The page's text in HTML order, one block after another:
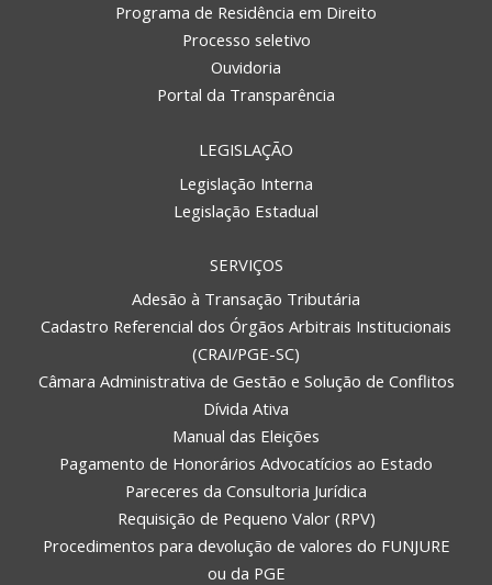
Programa de Residência em Direito
Processo seletivo
Ouvidoria
Portal da Transparência
LEGISLAÇÃO
Legislação Interna
Legislação Estadual
SERVIÇOS
Adesão à Transação Tributária
Cadastro Referencial dos Órgãos Arbitrais Institucionais
(CRAI/PGE-SC)
Câmara Administrativa de Gestão e Solução de Conflitos
Dívida Ativa
Manual das Eleições
Pagamento de Honorários Advocatícios ao Estado
Pareceres da Consultoria Jurídica
Requisição de Pequeno Valor (RPV)
Procedimentos para devolução de valores do FUNJURE
ou da PGE